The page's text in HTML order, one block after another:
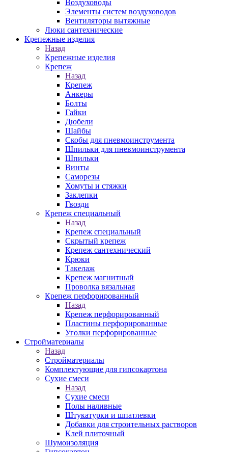
Воздуховоды
Элементы систем воздуховодов
Вентиляторы вытяжные
Люки сантехнические
Крепежные изделия
Назад
Крепежные изделия
Крепеж
Назад
Крепеж
Анкеры
Болты
Гайки
Дюбели
Шайбы
Скобы для пневмоинструмента
Шпильки для пневмоинструмента
Шпильки
Винты
Саморезы
Хомуты и стяжки
Заклепки
Гвозди
Крепеж специальный
Назад
Крепеж специальный
Скрытый крепеж
Крепеж сантехнический
Крюки
Такелаж
Крепеж магнитный
Проволка вязальная
Крепеж перфорированный
Назад
Крепеж перфорированный
Пластины перфорированные
Уголки перфорированные
Стройматериалы
Назад
Стройматериалы
Комплектующие для гипсокартона
Сухие смеси
Назад
Сухие смеси
Полы наливные
Штукатурки и шпатлевки
Добавки для строительных растворов
Клей плиточный
Шумоизоляция